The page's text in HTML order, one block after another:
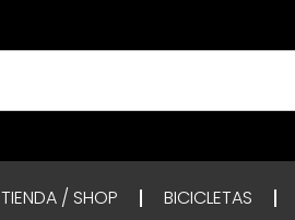
TIENDA / SHOP BICICLETAS